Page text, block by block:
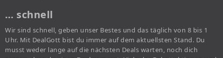
… schnell
Wir sind schnell, geben unser Bestes und das täglich von 8 bis 1
Uhr. Mit DealGott bist du immer auf dem aktuellsten Stand. Du
musst weder lange auf die nächsten Deals warten, noch dich